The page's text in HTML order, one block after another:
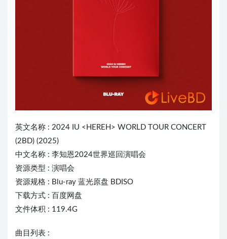
英文名称 : 2024 IU <HEREH> WORLD TOUR CONCERT
(2BD) (2025)
中文名称 : 李知恩2024世界巡回演唱会
资源类型 : 演唱会
资源规格 : Blu-ray 蓝光原盘 BDISO
下载方式 : 百度网盘
文件体积 : 119.4G
曲目列表 :